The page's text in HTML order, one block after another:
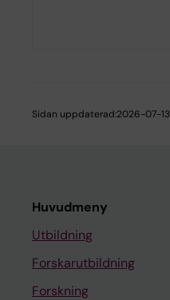
Sidan uppdaterad:2026-07-13
Huvudmeny
Utbildning
Forskarutbildning
Forskning